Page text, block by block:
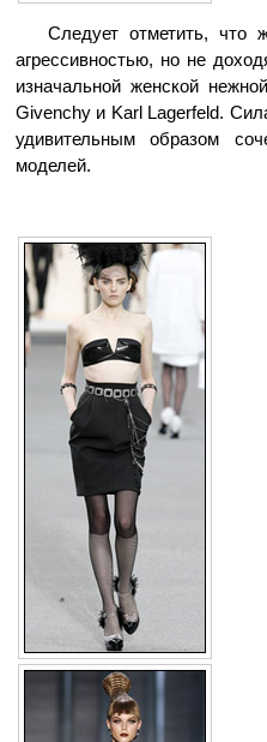
Следует отметить, что
агрессивностью, но не
изначальной женской
Givenchy и Karl Lagerfeld.
удивительным образом
моделей.